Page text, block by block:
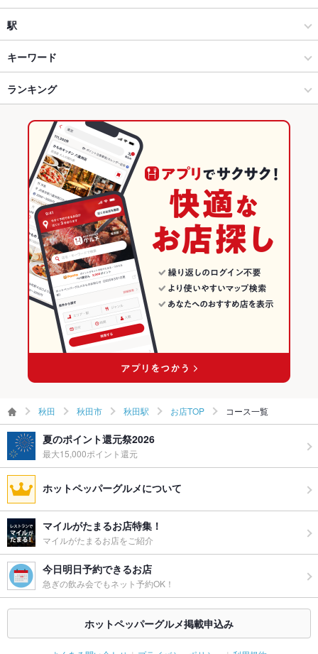
和食全般
秋田市 × 和食
秋田市 × 和食全般
秋田駅 × 和食
秋田駅 × 和食全般
居酒屋
秋田市 × 居酒屋
秋田市 × 和風
秋田駅 × 居酒屋
秋田駅 × 和風
秋田駅
秋田駅 × 和食
秋田駅 × 和食全般
秋田駅 × 居酒屋
秋田駅 × 和風
秋田 × 和食
秋田 × 和食全般
秋田 × 居酒屋
秋田 × 和風
駅
秋田駅
キーワード
ピザ
ランキング
秋田のグルメランキング
秋田の和食ランキング
秋田市のグルメランキング
秋田市の和食ランキング
秋田駅のグルメランキング
秋田駅の和食ランキング
秋田 秋田市 秋田駅 お店TOP コース一覧
夏のポイント還元祭2026
最大15,000ポイント還元
ホットペッパーグルメについて
マイルがたまるお店特集！
マイルがたまるお店をご紹介
今日明日予約できるお店
急ぎの飲み会でもネット予約OK！
ホットペッパーグルメ掲載申込み